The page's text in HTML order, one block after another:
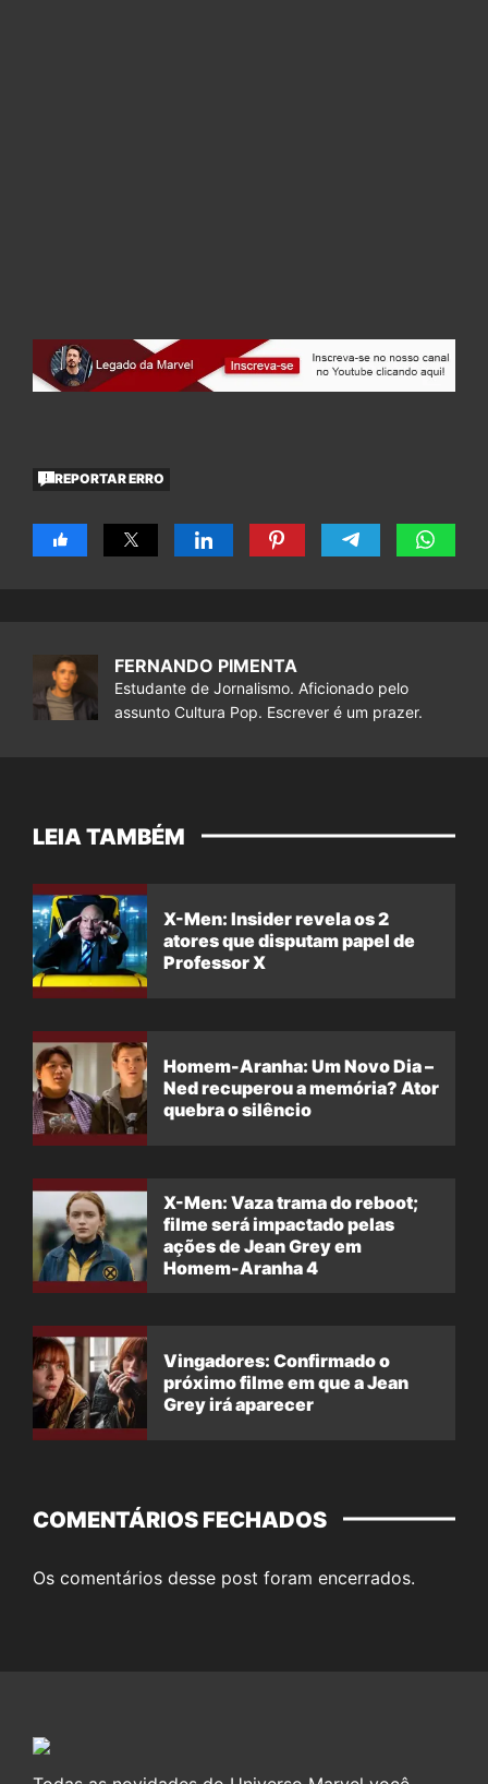
REPORTAR ERRO
FERNANDO PIMENTA
Estudante de Jornalismo. Aficionado pelo
assunto Cultura Pop. Escrever é um prazer.
LEIA TAMBÉM
X-Men: Insider revela os 2
atores que disputam papel de
Professor X
Homem-Aranha: Um Novo Dia –
Ned recuperou a memória? Ator
quebra o silêncio
X-Men: Vaza trama do reboot;
filme será impactado pelas
ações de Jean Grey em
Homem-Aranha 4
Vingadores: Confirmado o
próximo filme em que a Jean
Grey irá aparecer
COMENTÁRIOS FECHADOS
Os comentários desse post foram encerrados.